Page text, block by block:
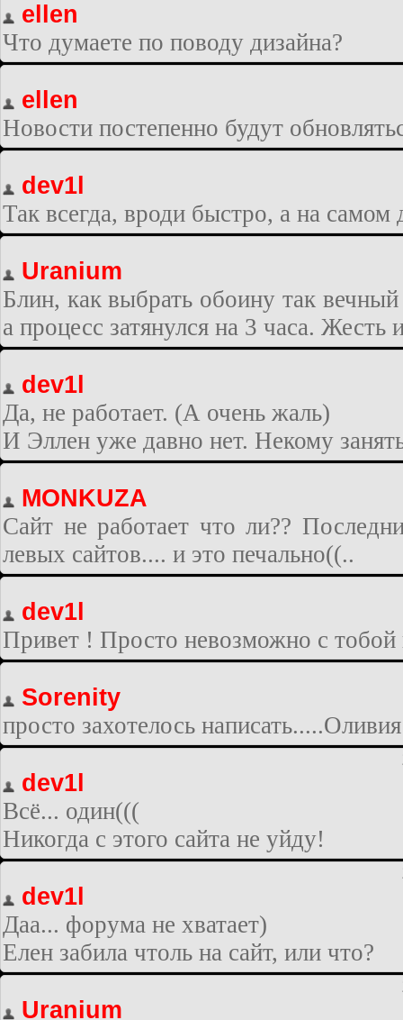
ellen
Что думаете по поводу дизайна?
ellen
Новости постепенно будут
dev1l
Так всегда, вроди быстро, а на самом
Uranium
Блин, как выбрать обоину так
а процесс затянулся на 3 часа.
dev1l
Да, не работает. (А очень жаль)
И Эллен уже давно нет. Некому
MONKUZA
Сайт не работает что ли??
левых сайтов.... и это печально((..
dev1l
Привет ! Просто невозможно с тобой
Sorenity
просто захотелось
dev1l
Всё... один(((
Никогда с этого сайта не уйду!
dev1l
Даа... форума не хватает)
Елен забила чтоль на сайт, или что?
Uranium